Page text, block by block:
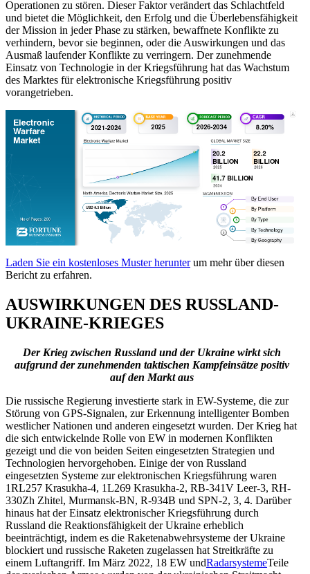
Operationen zu stören. Dieser Faktor verändert das Schlachtfeld
und bietet die Möglichkeit, den Erfolg und die Überlebensfähigkeit
der Mission in jeder Phase zu stärken, bewaffnete Konflikte zu
verhindern, bevor sie beginnen, oder die Auswirkungen und das
Ausmaß laufender Konflikte zu verringern. Der zunehmende
Einsatz von Technologie in der Kriegsführung hat das Wachstum
des Marktes für elektronische Kriegsführung positiv
vorangetrieben.
Laden Sie ein kostenloses Muster herunterum mehr über diesen
Bericht zu erfahren.
AUSWIRKUNGEN DES RUSSLAND-
UKRAINE-KRIEGES
Der Krieg zwischen Russland und der Ukraine wirkt sich
aufgrund der zunehmenden taktischen Kampfeinsätze positiv
auf den Markt aus
Die russische Regierung investierte stark in EW-Systeme, die zur
Störung von GPS-Signalen, zur Erkennung intelligenter Bomben
westlicher Nationen und anderen eingesetzt wurden. Der Krieg hat
die sich entwickelnde Rolle von EW in modernen Konflikten
gezeigt und die von beiden Seiten eingesetzten Strategien und
Technologien hervorgehoben. Einige der von Russland
eingesetzten Systeme zur elektronischen Kriegsführung waren
1RL257 Krasukha-4, 1L269 Krasukha-2, RB-341V Leer-3, RH-
330Zh Zhitel, Murmansk-BN, R-934B und SPN-2, 3, 4. Darüber
hinaus hat der Einsatz elektronischer Kriegsführung durch
Russland die Reaktionsfähigkeit der Ukraine erheblich
beeinträchtigt, indem es die Raketenabwehrsysteme der Ukraine
blockiert und russische Raketen zugelassen hat Streitkräfte zu
einem Luftangriff. Im März 2022, 18 EW undRadarsystemeTeile